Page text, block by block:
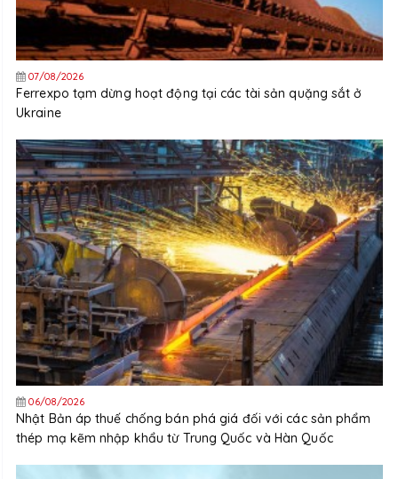
07/08/2026
Ferrexpo tạm dừng hoạt động tại các tài sản quặng sắt ở
Ukraine
06/08/2026
Nhật Bản áp thuế chống bán phá giá đối với các sản phẩm
thép mạ kẽm nhập khẩu từ Trung Quốc và Hàn Quốc